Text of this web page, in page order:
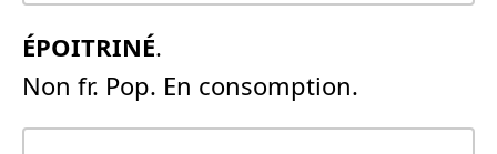
ÉPOITRINÉ.
Non fr. Pop. En consomption.